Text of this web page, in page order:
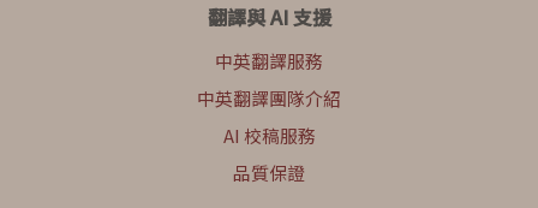
翻譯與 AI 支援
中英翻譯服務
中英翻譯團隊介紹
AI 校稿服務
品質保證